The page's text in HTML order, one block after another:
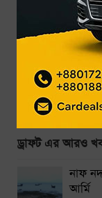
৩ দিনে ফ্রি
উন্মুক্ত জুলাই
দেশজুড়ে ৫ দিন
একদিনের
ঢাকা-ময়মনসিংহ
থাইল্যান্ডে স্কুলে
ড্রাফট এর আরও
নাফ
আর্মি